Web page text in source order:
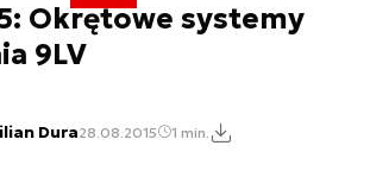
Okrętowe systemy
9LV
Dura28.08.2015 1 min.